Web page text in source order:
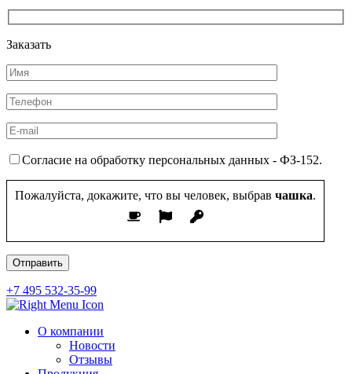
Заказать
Согласие на обработку персональных данных - ФЗ-152.
Пожалуйста, докажите, что вы человек, выбрав чашка.
+7 495 532-35-99
О компании
Новости
Отзывы